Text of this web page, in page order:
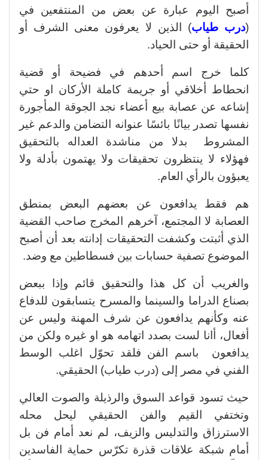
أصبح اليوم عبارة عن بعض من المنتفعين في
(درب طياب) الذين لا يعرفون معنى الشرف أو
الحقيقة أو حتى الحياد.
كلما خرج اسم أحدهم في فضيحة أو قضية
انحطاط أخلاقي أو جريمة كاملة الأركان او حتي
إشاعه عن عصابة بيع أعضاء نجد الجوقة المأجورة
نفسها تصدر بيانًا بائسًا عنوانه التضامن والدعم غير
المشروط بدلا من مناشدة العداله بالتحقيق
فهؤلاء لا ينتظرون تحقيقات ولا يهتمون بأدلة ولا
يعبؤون بالرأي العام.
هم فقط يدافعون عن بعضهم البعض بمنطق
العصابة لا المجتمع، آخرهم المخرج صاحب القضية
الذي أثبتت وكشفت التحقيقات إدانته بعد أن أصبح
الموضوع تصفية حسابات بين فسطاطين مع وضد.
والغريب أن كل هذا والتحقيق قائم وإذا ببعض
بصناع الدراما والسينما والمسرح يتسابقون للدفاع
عنه وكأنهم يدافعون عن شرف المهنة وليس عن
أفعال، أانا لست بصدد اتهامه هو او غيره ولكن من
يدافعون باسم الفن فلقد تحوّل اغلب الوسط
الفني في مصر إلى (درب طياب) الحقيقي.
حيث تسود قواعد السوق والرذيلة والصوت العالي
وتختفي القيم والفن الحقيقي ليحل محله
الاسترزاق والتدليس والزيف، لم نعد أمام فن بل
أمام شبكة علاقات قذرة تكرّس حماية الفاسدين